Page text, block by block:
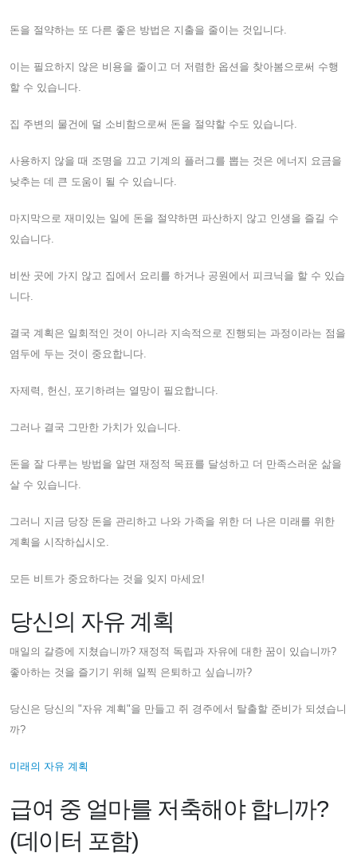
돈을 절약하는 또 다른 좋은 방법은 지출을 줄이는 것입니다.
이는 필요하지 않은 비용을 줄이고 더 저렴한 옵션을 찾아봄으로써 수행
할 수 있습니다.
집 주변의 물건에 덜 소비함으로써 돈을 절약할 수도 있습니다.
사용하지 않을 때 조명을 끄고 기계의 플러그를 뽑는 것은 에너지 요금을
낮추는 데 큰 도움이 될 수 있습니다.
마지막으로 재미있는 일에 돈을 절약하면 파산하지 않고 인생을 즐길 수
있습니다.
비싼 곳에 가지 않고 집에서 요리를 하거나 공원에서 피크닉을 할 수 있습
니다.
결국 계획은 일회적인 것이 아니라 지속적으로 진행되는 과정이라는 점을
염두에 두는 것이 중요합니다.
자제력, 헌신, 포기하려는 열망이 필요합니다.
그러나 결국 그만한 가치가 있습니다.
돈을 잘 다루는 방법을 알면 재정적 목표를 달성하고 더 만족스러운 삶을
살 수 있습니다.
그러니 지금 당장 돈을 관리하고 나와 가족을 위한 더 나은 미래를 위한
계획을 시작하십시오.
모든 비트가 중요하다는 것을 잊지 마세요!
당신의 자유 계획
매일의 갈증에 지쳤습니까? 재정적 독립과 자유에 대한 꿈이 있습니까?
좋아하는 것을 즐기기 위해 일찍 은퇴하고 싶습니까?
당신은 당신의 "자유 계획"을 만들고 쥐 경주에서 탈출할 준비가 되셨습니
까?
미래의 자유 계획
급여 중 얼마를 저축해야 합니까?
(데이터 포함)